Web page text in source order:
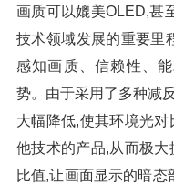
画质可以媲美OLED,甚
技术领域发展的重要里
感知画质、信赖性、
势。由于采用了多种减
大幅降低,使其环境光
他技术的产品,从而极
比值,让画面显示的暗